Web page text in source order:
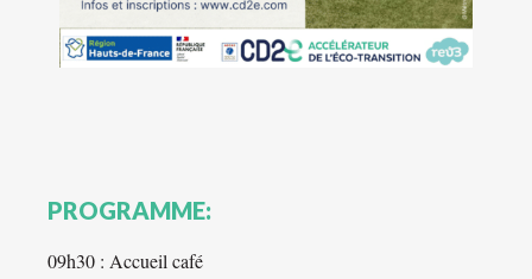
PROGRAMME:
09h30 : Accueil café